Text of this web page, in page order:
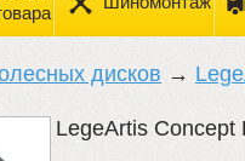
дисков →
LegeArtis Concept